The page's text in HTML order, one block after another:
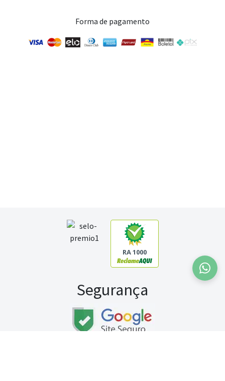
Forma de pagamento
RA 1000
Segurança